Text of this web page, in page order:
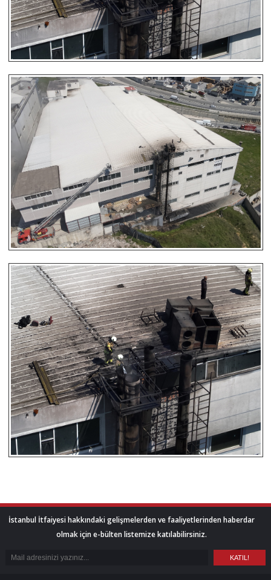
İstanbul İtfaiyesi hakkındaki gelişmelerden ve faaliyetlerinden haberdar
olmak için e-bülten listemize katılabilirsiniz.